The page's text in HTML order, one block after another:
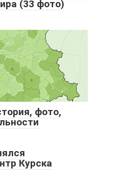
(33 фото)
фото,
Курска